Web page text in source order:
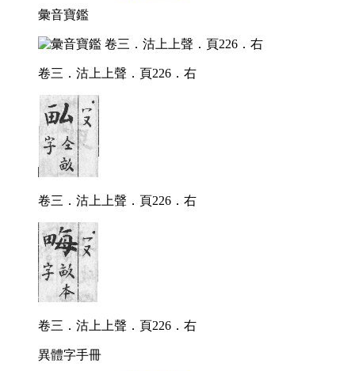
彙音寶鑑
卷三．沽上上聲．頁226．右
卷三．沽上上聲．頁226．右
卷三．沽上上聲．頁226．右
異體字手冊